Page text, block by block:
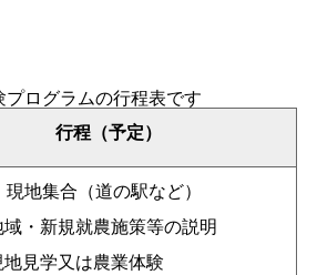
プログラムの行程表です
行程（予定）
現地集合（道の駅など）
・新規就農施策等の説明
見学又は農業体験